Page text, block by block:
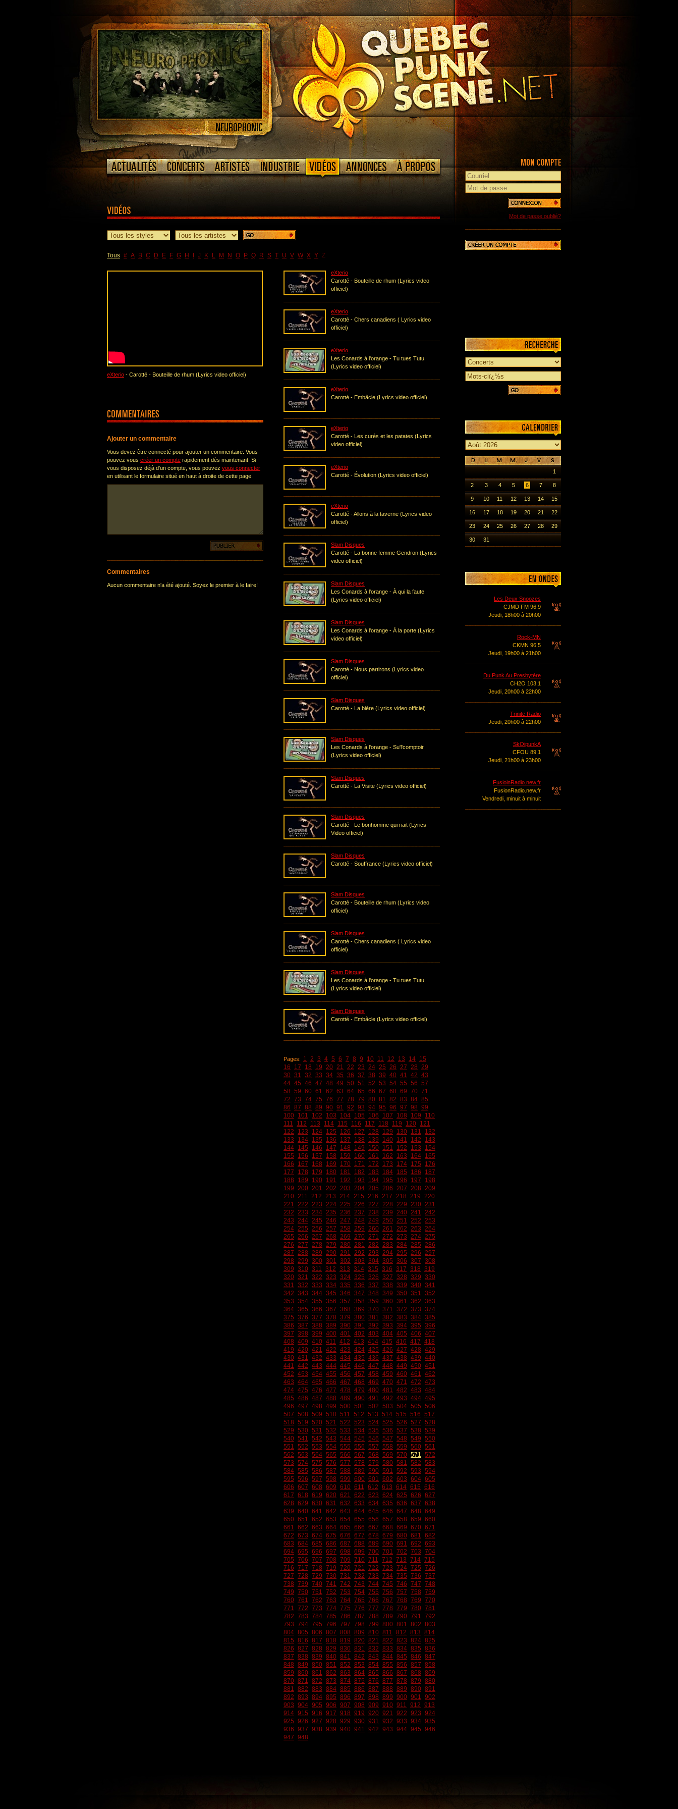
Tous # A B C D E F G H J K L M N O P Q R S T U V W X Y Z
eXterio - Carotté - Bouteille de rhum (Lyrics video officiel)
Ajouter un commentaire
Vous devez être connecté pour ajouter un commentaire. Vous
pouvez vous créer un compte rapidement dès maintenant. Si
vous disposez déjà d'un compte, vous pouvez vous connecter
en utilisant le formulaire situé en haut à droite de cette page.
Commentaires
Aucun commentaire n'a été ajouté. Soyez le premier à le faire!
eXterio
Carotté - Bouteille de rhum (Lyrics video
officiel)
eXterio
Carotté - Chers canadiens ( Lyrics video
officiel)
eXterio
Les Conards à l'orange - Tu tues Tutu
(Lyrics video officiel)
eXterio
Carotté - Embâcle (Lyrics video officiel)
eXterio
Carotté - Les curés et les patates (Lyrics
video officiel)
eXterio
Carotté - Évolution (Lyrics video officiel)
eXterio
Carotté - Allons à la taverne (Lyrics video
officiel)
Slam Disques
Carotté - La bonne femme Gendron (Lyrics
video officiel)
Slam Disques
Les Conards à l'orange - À qui la faute
(Lyrics video officiel)
Slam Disques
Les Conards à l'orange - À la porte (Lyrics
video officiel)
Slam Disques
Carotté - Nous partirons (Lyrics video
officiel)
Slam Disques
Carotté - La bière (Lyrics video officiel)
Slam Disques
Les Conards à l'orange - Su'l'comptoir
(Lyrics video officiel)
Slam Disques
Carotté - La Visite (Lyrics video officiel)
Slam Disques
Carotté - Le bonhomme qui riait (Lyrics
Video officiel)
Slam Disques
Carotté - Souffrance (Lyrics video officiel)
Slam Disques
Carotté - Bouteille de rhum (Lyrics video
officiel)
Slam Disques
Carotté - Chers canadiens ( Lyrics video
officiel)
Slam Disques
Les Conards à l'orange - Tu tues Tutu
(Lyrics video officiel)
Slam Disques
Carotté - Embâcle (Lyrics video officiel)
Pages: 1 2 3 4 5 6 7 8 9 10 11 12 13 14 15
16
17 18 19 20 21 22 23 24 25 26 27 28 29
30 31 32 33 34 35 36 37 38 39 40 41 42 43
44 45 46 47 48 49 50 51 52 53 54 55 56 57
58 59 60 61 62 63 64 65 66 67 68 69 70 71
72 73 74 75 76 77 78 79 80 81 82 83 84 85
86 87 88 89 90 91 92 93 94 95 96 97 98 99
100 101 102 103 104 105 106 107 108 109
110
111
112 113 114 115 116 117 118 119 120 121
122
123 124 125 126 127 128 129 130 131
132
133
134 135 136 137 138 139 140 141 142
143
144 145 146 147 148 149 150 151 152 153
154
155
156 157 158 159 160 161 162 163 164 165
166
167 168 169 170 171 172 173 174 175
176
177
178 179 180 181 182 183 184 185 186
187
188
189 190 191 192 193 194 195 196 197
198
199 200 201 202 203 204 205 206 207 208 209
210 211 212 213 214 215 216 217 218 219 220
221 222 223 224 225 226 227 228 229 230 231
232 233 234 235 236 237 238 239 240 241 242
243 244 245 246 247 248 249 250 251 252 253
254 255 256 257 258 259 260 261 262 263 264
265 266 267 268 269 270 271 272 273 274 275
276 277 278 279 280 281 282 283 284 285 286
287 288 289 290 291 292 293 294 295 296 297
298 299 300 301 302 303 304 305 306 307 308
309 310 311 312 313 314 315 316 317 318 319
320 321 322 323 324 325 326 327 328 329 330
331 332 333 334 335 336 337 338 339 340 341
342 343 344 345 346 347 348 349 350 351 352
353 354 355 356 357 358 359 360 361 362 363
364 365 366 367 368 369 370 371 372 373 374
375 376 377 378 379 380 381 382 383 384 385
386 387 388 389 390 391 392 393 394 395 396
397 398 399 400 401 402 403 404 405 406 407
408 409 410 411 412 413 414 415 416 417 418
419 420 421 422 423 424 425 426 427 428 429
430 431 432 433 434 435 436 437 438 439 440
441 442 443 444 445 446 447 448 449 450 451
452 453 454 455 456 457 458 459 460 461 462
463 464 465 466 467 468 469 470 471 472 473
474 475 476 477 478 479 480 481 482 483 484
485 486 487 488 489 490 491 492 493 494 495
496 497 498 499 500 501 502 503 504 505 506
507 508 509 510 511 512 513 514 515 516 517
518 519 520 521 522 523 524 525 526 527 528
529 530 531 532 533 534 535 536 537 538 539
540 541 542 543 544 545 546 547 548 549 550
551 552 553 554 555 556 557 558 559 560 561
562 563 564 565 566 567 568 569 570 571 572
573 574 575 576 577 578 579 580 581 582 583
584 585 586 587 588 589 590 591 592 593 594
595 596 597 598 599 600 601 602 603 604 605
606 607 608 609 610 611 612 613 614 615 616
617 618 619 620 621 622 623 624 625 626 627
628 629 630 631 632 633 634 635 636 637 638
639 640 641 642 643 644 645 646 647 648 649
650 651 652 653 654 655 656 657 658 659 660
661 662 663 664 665 666 667 668 669 670 671
672 673 674 675 676 677 678 679 680 681 682
683 684 685 686 687 688 689 690 691 692 693
694 695 696 697 698 699 700 701 702 703 704
705 706 707 708 709 710 711 712 713 714 715
716 717 718 719 720 721 722 723 724 725 726
727 728 729 730 731 732 733 734 735 736 737
738 739 740 741 742 743 744 745 746 747 748
749 750 751 752 753 754 755 756 757 758 759
760 761 762 763 764 765 766 767 768 769 770
771 772 773 774 775 776 777 778 779 780 781
782 783 784 785 786 787 788 789 790 791 792
793 794 795 796 797 798 799 800 801 802 803
804 805 806 807 808 809 810 811 812 813 814
815 816 817 818 819 820 821 822 823 824 825
826 827 828 829 830 831 832 833 834 835 836
837 838 839 840 841 842 843 844 845 846 847
848 849 850 851 852 853 854 855 856 857 858
859 860 861 862 863 864 865 866 867 868 869
870 871 872 873 874 875 876 877 878 879 880
881 882 883 884 885 886 887 888 889 890 891
892 893 894 895 896 897 898 899 900 901 902
903 904 905 906 907 908 909 910 911 912 913
914 915 916 917 918 919 920 921 922 923 924
925 926 927 928 929 930 931 932 933 934 935
936 937 938 939 940 941 942 943 944 945 946
947 948
Mot de passe oublié?
1
2 3 4 5 6 7 8
9 10 11 12 13 14 15
16 17 18 19 20 21 22
23 24 25 26 27 28 29
30 31
Les Deux Snoozes
CJMD FM 96,9
Jeudi, 18h00 à 20h00
Rock-MN
CKMN 96,5
Jeudi, 19h00 à 21h00
Du Punk Au Presbytère
CH2O 103,1
Jeudi, 20h00 à 22h00
Trinite Radio
Jeudi, 20h00 à 22h00
SkOipunkA
CFOU 89,1
Jeudi, 21h00 à 23h00
FusioinRadio.new.fr
FusionRadio.new.fr
Vendredi, minuit à minuit